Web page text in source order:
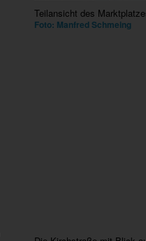
Teilansicht des
Foto: Manfred Schmeing